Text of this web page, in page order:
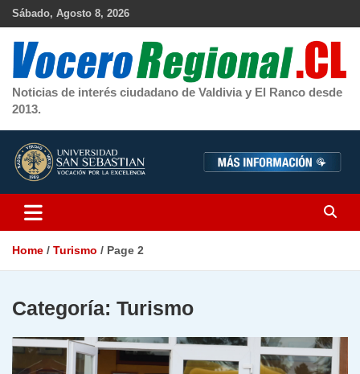
Skip
Sábado, Agosto 8, 2026
Noticias de interés ciudadano de Valdivia y El Ranco desde
2013.
Home Turismo Page 2
Categoría: Turismo